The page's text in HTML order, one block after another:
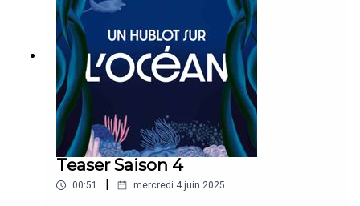
Teaser Saison 4
00:51 | mercredi 4 juin 2025